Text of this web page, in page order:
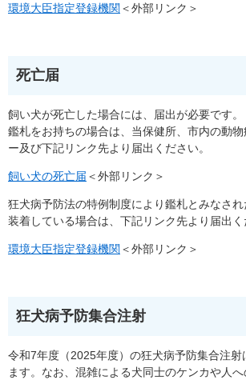
環境大臣指定登録機関 ＜外部リンク＞
死亡届
飼い犬が死亡した場合には、届出が必要です。
鑑札をお持ちの場合は、当保健所、市内の動
ー及び下記リンク先より届出ください。
飼い犬の死亡届 ＜外部リンク＞
狂犬病予防法の特例制度により鑑札とみなさ
装着している場合は、下記リンク先より届出く
環境大臣指定登録機関 ＜外部リンク＞
狂犬病予防集合注射
令和7年度（2025年度）の狂犬病予防集合注射
ます。なお、混雑による犬同士のケンカや人